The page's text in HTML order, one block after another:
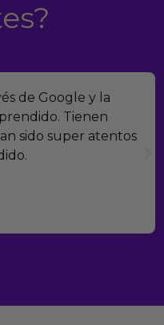
de Google y la
Tienen
sido super atentos